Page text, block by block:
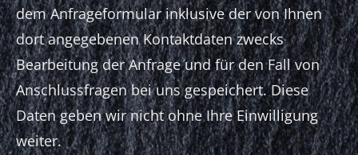
dem Anfrageformular inklusive der von Ihnen
dort angegebenen Kontaktdaten zwecks
Bearbeitung der Anfrage und für den Fall von
Anschlussfragen bei uns gespeichert. Diese
Daten geben wir nicht ohne Ihre Einwilligung
weiter.